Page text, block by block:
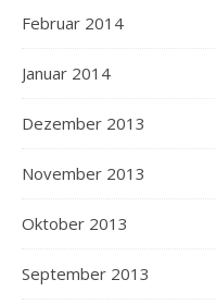
Februar 2014
Januar 2014
Dezember 2013
November 2013
Oktober 2013
September 2013